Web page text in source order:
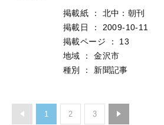
掲載紙 ：
北中：朝刊
掲載日
：
2009-10-11
掲載ページ
：
13
地域
：
金沢市
種別
： 新聞記事
1 2 3